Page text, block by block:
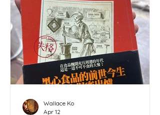
Wallace Ko
Apr 12